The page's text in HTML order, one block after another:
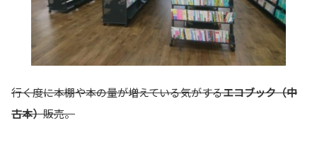
行く度に本棚や本の量が増えている気がするエコブック（中
古本）販売。